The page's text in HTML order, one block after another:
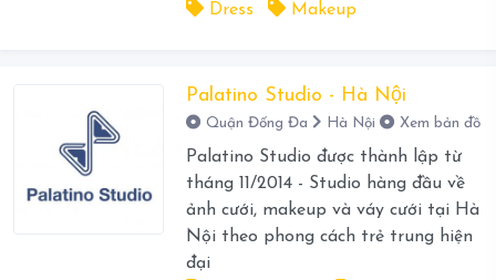
Dress
Makeup
Palatino Studio - Hà Nội
Quận Đống Đa Hà Nội Xem bản đồ
Palatino Studio được thành lập từ
tháng 11/2014 - Studio hàng đầu về
ảnh cưới, makeup và váy cưới tại Hà
Nội theo phong cách trẻ trung hiện
đại